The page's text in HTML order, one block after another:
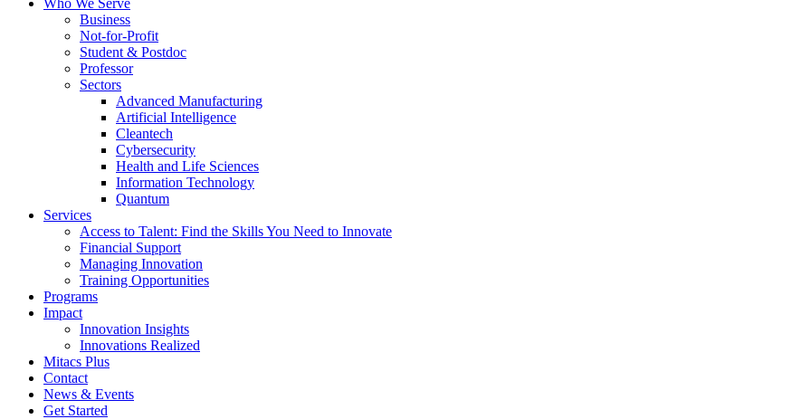
Who We Serve
Business
Not-for-Profit
Student & Postdoc
Professor
Sectors
Advanced Manufacturing
Artificial Intelligence
Cleantech
Cybersecurity
Health and Life Sciences
Information Technology
Quantum
Services
Access to Talent: Find the Skills You Need to Innovate
Financial Support
Managing Innovation
Training Opportunities
Programs
Impact
Innovation Insights
Innovations Realized
Mitacs Plus
Contact
News & Events
Get Started